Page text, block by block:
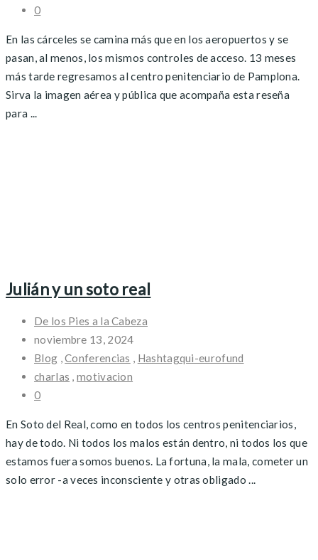
0
En las cárceles se camina más que en los aeropuertos y se
pasan, al menos, los mismos controles de acceso. 13 meses
más tarde regresamos al centro penitenciario de Pamplona.
Sirva la imagen aérea y pública que acompaña esta reseña
para ...
Julián y un soto real
De los Pies a la Cabeza
noviembre 13, 2024
Blog ,Conferencias , Hashtagqui-eurofund
charlas ,motivacion
0
En Soto del Real, como en todos los centros penitenciarios,
hay de todo. Ni todos los malos están dentro, ni todos los que
estamos fuera somos buenos. La fortuna, la mala, cometer un
solo error -a veces inconsciente y otras obligado ...